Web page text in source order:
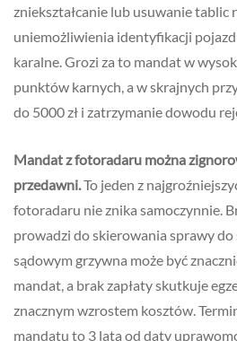
zniekształcanie lub usuwanie tablic
uniemożliwienia identyfikacji
karalne. Grozi za to mandat w
punktów karnych, a w skrajnych
do 5000 zł i zatrzymanie dowodu
Mandat z fotoradaru można
przedawni.To jeden z
fotoradaru nie znika samoczynnie.
prowadzi do skierowania sprawy
sądowym grzywna może być
mandat, a brak zapłaty skutkuje
znacznym wzrostem kosztów.
mandatu to 3 lata od daty